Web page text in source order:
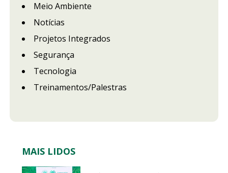
Meio Ambiente
Notícias
Projetos Integrados
Segurança
Tecnologia
Treinamentos/Palestras
MAIS LIDOS